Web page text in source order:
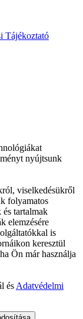
Tájékoztató
nyújtsunk
viselkedésükről
folyamatos
és tartalmak
elemzésére
is
keresztül
Ön már használja
és Adatvédelmi